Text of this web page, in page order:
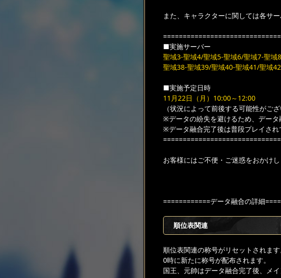
また、キャラクターに関しては各サ
■実施サーバー
聖域3-聖域4/聖域5-聖域6/聖域7-聖
聖域38-聖域39/聖域40-聖域41/聖域
■実施予定日時
11月22日（月）10:00～12:00
（状況によって前後する可能性がござ
※データの紛失を避けるため、データ
※データ融合完了後は普段プレイされ
お客様にはご不便・ご迷惑をおかけ
============データ融合の詳細
順位表関連
順位表関連の称号がリセットされま
0時に新たに称号が配布されます。
国王、元帥はデータ融合完了後、メ